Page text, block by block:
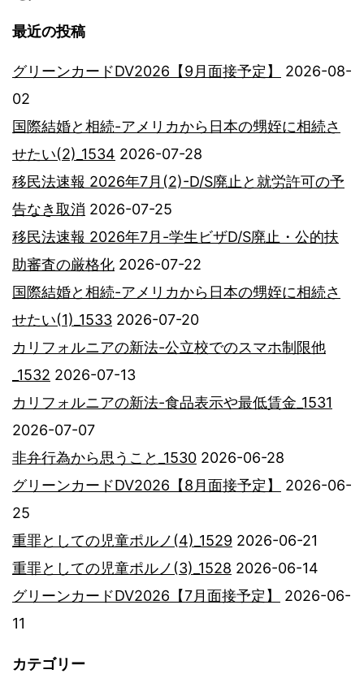
最近の投稿
グリーンカードDV2026【9月面接予定】
2026-08-
02
国際結婚と相続-アメリカから日本の甥姪に相続さ
せたい(2)_1534 2026-07-28
移民法速報 2026年7月(2)-D/S廃止と就労許可の予
告なき取消 2026-07-25
移民法速報 2026年7月-学生ビザD/S廃止・公的扶
助審査の厳格化 2026-07-22
国際結婚と相続-アメリカから日本の甥姪に相続さ
せたい(1)_1533 2026-07-20
カリフォルニアの新法-公立校でのスマホ制限他
_1532 2026-07-13
カリフォルニアの新法-食品表示や最低賃金_1531
2026-07-07
非弁行為から思うこと_1530 2026-06-28
グリーンカードDV2026【8月面接予定】
2026-06-
25
重罪としての児童ポルノ(4)_1529 2026-06-21
重罪としての児童ポルノ(3)_1528 2026-06-14
グリーンカードDV2026【7月面接予定】
2026-06-
11
カテゴリー